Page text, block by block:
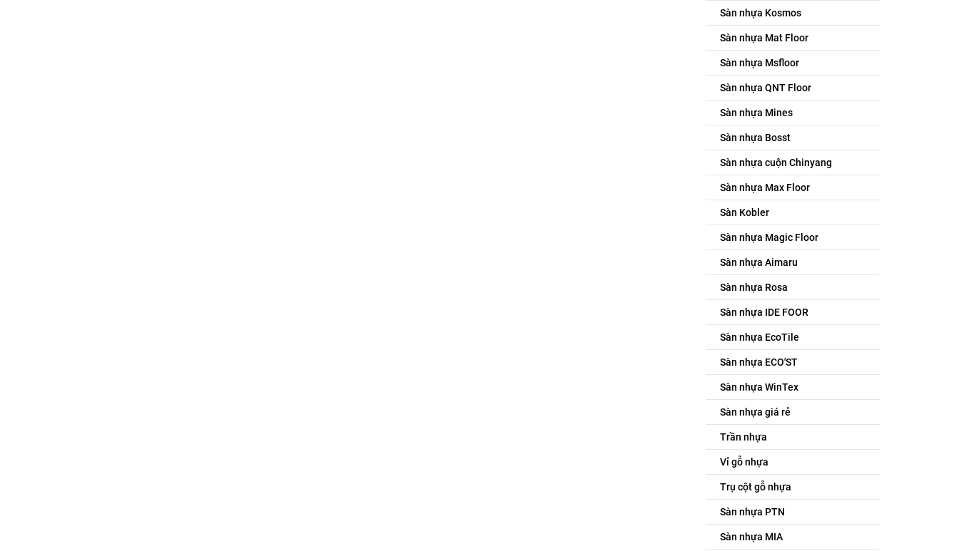
Sàn nhựa Kosmos
Sàn nhựa Mat Floor
Sàn nhựa Msfloor
Sàn nhựa QNT Floor
Sàn nhựa Mines
Sàn nhựa Bosst
Sàn nhựa cuộn Chinyang
Sàn nhựa Max Floor
Sàn Kobler
Sàn nhựa Magic Floor
Sàn nhựa Aimaru
Sàn nhựa Rosa
Sàn nhựa IDE FOOR
Sàn nhựa EcoTile
Sàn nhựa ECO'ST
Sàn nhựa WinTex
Sàn nhựa giá rẻ
Trần nhựa
Vỉ gỗ nhựa
Trụ cột gỗ nhựa
Sàn nhựa PTN
Sàn nhựa MIA